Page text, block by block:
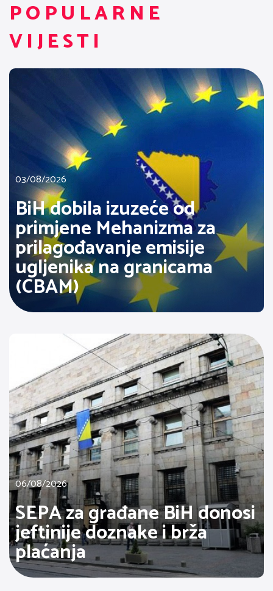
POPULARNE
VIJESTI
03/08/2026
BiH dobila izuzeće od
primjene Mehanizma za
prilagođavanje emisije
ugljenika na granicama
(CBAM)
06/08/2026
SEPA za građane BiH donosi
jeftinije doznake i brža
plaćanja